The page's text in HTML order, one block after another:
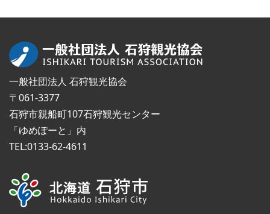
一般社団法人 石狩観光協会
〒061-3377
石狩市親船町107石狩観光センター
「ゆめぽーと」内
TEL:0133-62-4611